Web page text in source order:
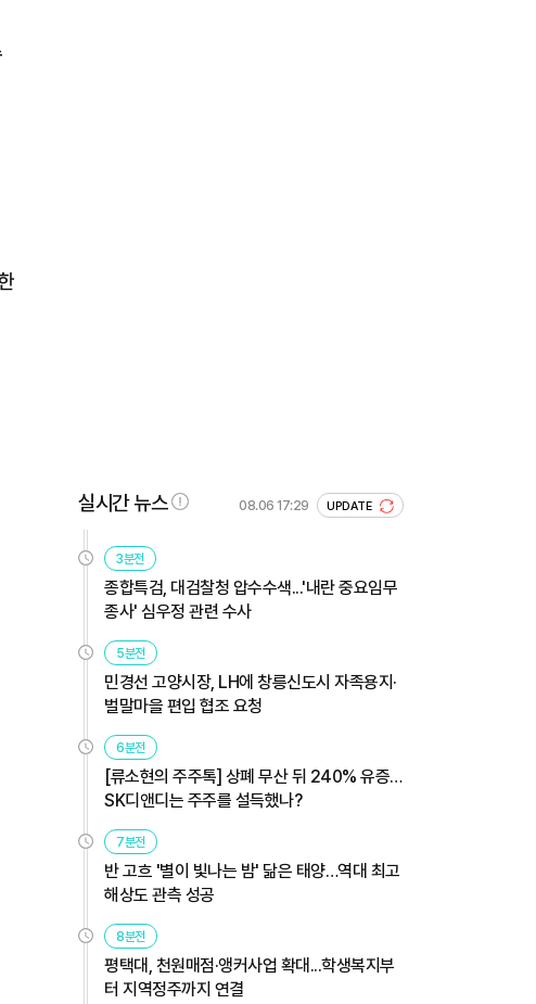
실시간 뉴스 08.06 17:29 UPDATE
3분전
종합특검, 대검찰청 압수수색...'내란 중요임무
종사' 심우정 관련 수사
5분전
민경선 고양시장, LH에 창릉신도시 자족용지·
벌말마을 편입 협조 요청
6분전
[류소현의 주주톡] 상폐 무산 뒤 240% 유증…
SK디앤디는 주주를 설득했나?
7분전
반 고흐 '별이 빛나는 밤' 닮은 태양…역대 최고
해상도 관측 성공
8분전
평택대, 천원매점·앵커사업 확대...학생복지부
터 지역정주까지 연결